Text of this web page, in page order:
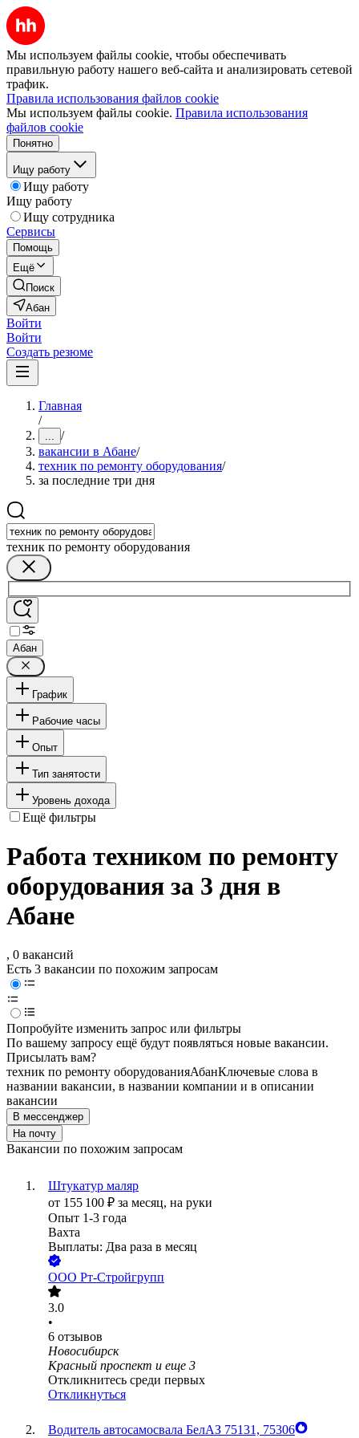
Мы используем файлы cookie, чтобы обеспечивать
правильную работу нашего веб-сайта и анализировать сетевой
трафик.
Правила использования файлов cookie
Мы используем файлы cookie. Правила использования
файлов cookie
Понятно
Ищу работу
Ищу работу
Ищу работу
Ищу сотрудника
Сервисы
Помощь
Ещё
Поиск
Абан
Войти
Войти
Создать резюме
Главная
/
... /
вакансии в Абане/
техник по ремонту оборудования/
за последние три дня
техник по ремонту оборудования
Абан
График
Рабочие часы
Опыт
Тип занятости
Уровень дохода
Ещё фильтры
Работа техником по ремонту
оборудования за 3 дня в
Абане
, 0 вакансий
Есть 3 вакансии по похожим запросам
Попробуйте изменить запрос или фильтры
По вашему запросу ещё будут появляться новые вакансии.
Присылать вам?
техник по ремонту оборудованияАбанКлючевые слова в
названии вакансии, в названии компании и в описании
вакансии
В мессенджер
На почту
Вакансии по похожим запросам
Штукатур маляр
от 155 100 ₽ за месяц, на руки
Опыт 1-3 года
Вахта
Выплаты: Два раза в месяц
ООО Рт-Стройгрупп
3.0
•
6 отзывов
Новосибирск
Красный проспект и еще 3
Откликнитесь среди первых
Откликнуться
Водитель автосамосвала БелАЗ 75131, 75306